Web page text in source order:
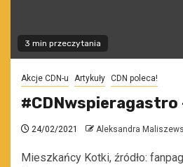
3 min przeczytania
Akcje CDN-u Artykuły CDN poleca!
#CDNwspieragastro
24/02/2021 Aleksandra
Mieszkańcy Kotki, źródło: